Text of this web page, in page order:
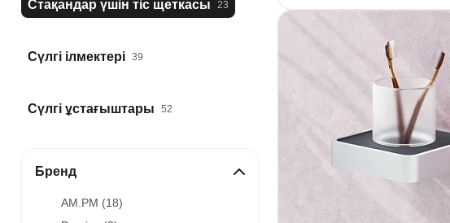
Стақандар үшін тіс щеткасы 23
Сүлгі ілмектері 39
Сүлгі ұстағыштары 52
Бренд
AM.PM (18)